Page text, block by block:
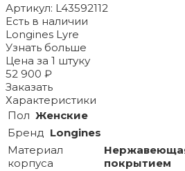
Артикул: L43592112
Есть в наличии
Longines Lyre
Узнать больше
Цена за 1 штуку
52 900 ₽
Заказать
Характеристики
Пол Женские
Бренд Longines
Материал
корпуса
покрытием